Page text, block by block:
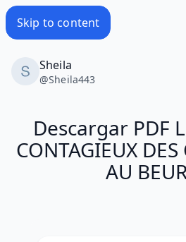
Skip to content
Sheila
@Sheila443
Descargar PDF
CONTAGIEUX DES
AU